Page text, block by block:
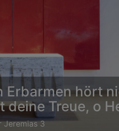
Erbarmen hört
deine Treue, o
Jeremias 3